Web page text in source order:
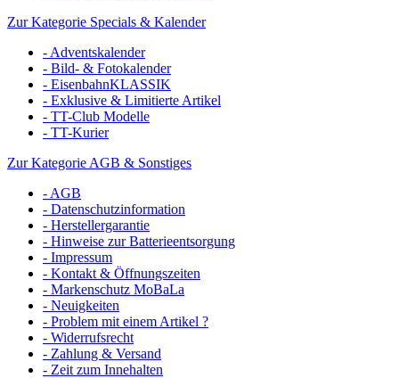
Zur Kategorie Specials & Kalender
- Adventskalender
- Bild- & Fotokalender
- EisenbahnKLASSIK
- Exklusive & Limitierte Artikel
- TT-Club Modelle
- TT-Kurier
Zur Kategorie AGB & Sonstiges
- AGB
- Datenschutzinformation
- Herstellergarantie
- Hinweise zur Batterieentsorgung
- Impressum
- Kontakt & Öffnungszeiten
- Markenschutz MoBaLa
- Neuigkeiten
- Problem mit einem Artikel ?
- Widerrufsrecht
- Zahlung & Versand
- Zeit zum Innehalten